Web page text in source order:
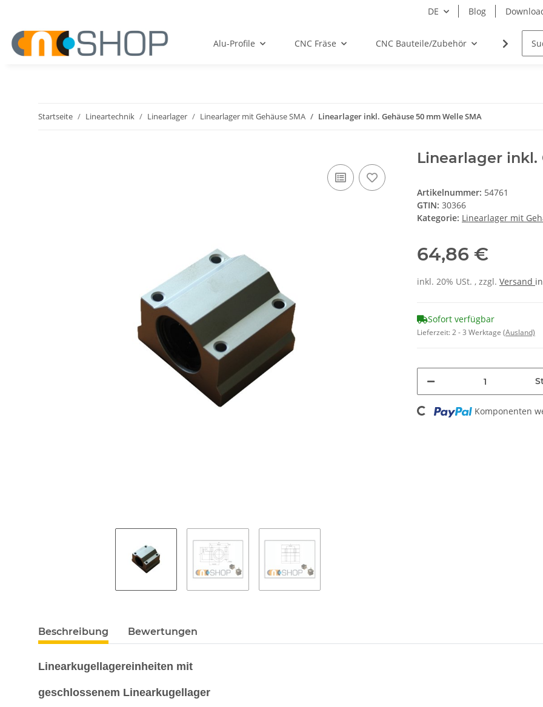
DE Blog
Alu-Profile CNC Fräse CNC Bauteile/Zubehör Elektro
Startseite Lineartechnik Linearlager Linearlager mit Gehäuse SMA Linearlager inkl. Gehäuse 50 mm Welle SMA
Linearlager inkl.
Artikelnummer: 54761
GTIN: 30366
Kategorie: Linearlager mit
64,86 €
inkl. 20% USt. , zzgl. Versand
Sofort verfügbar
Lieferzeit:2 - 3 Werktage (Ausland)
Loading... Komponenten
Beschreibung Bewertungen
Linearkugellagereinheiten mit
geschlossenem Linearkugellager